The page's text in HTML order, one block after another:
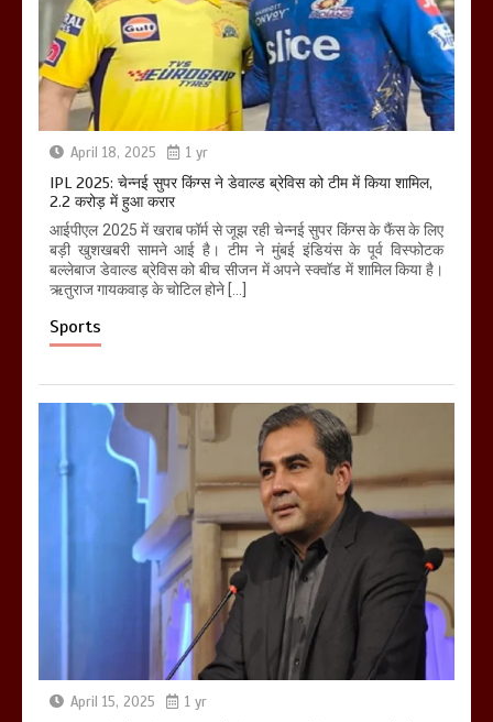
April 18, 2025 1 yr
IPL 2025: चेन्नई सुपर किंग्स ने डेवाल्ड ब्रेविस को टीम में किया शामिल,
2.2 करोड़ में हुआ करार
आईपीएल 2025 में खराब फॉर्म से जूझ रही चेन्नई सुपर किंग्स के फैंस के लिए
बड़ी खुशखबरी सामने आई है। टीम ने मुंबई इंडियंस के पूर्व विस्फोटक
बल्लेबाज डेवाल्ड ब्रेविस को बीच सीजन में अपने स्क्वॉड में शामिल किया है।
ऋतुराज गायकवाड़ के चोटिल होने […]
Sports
April 15, 2025 1 yr